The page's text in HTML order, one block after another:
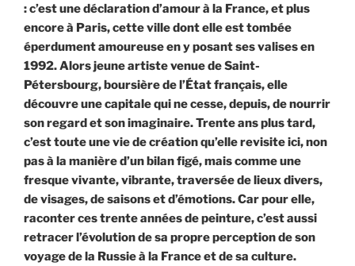
: c’est une déclaration d’amour à la France, et plus
encore à Paris, cette ville dont elle est tombée
éperdument amoureuse en y posant ses valises en
1992. Alors jeune artiste venue de Saint-
Pétersbourg, boursière de l’État français, elle
découvre une capitale qui ne cesse, depuis, de nourrir
son regard et son imaginaire. Trente ans plus tard,
c’est toute une vie de création qu’elle revisite ici, non
pas à la manière d’un bilan figé, mais comme une
fresque vivante, vibrante, traversée de lieux divers,
de visages, de saisons et d’émotions. Car pour elle,
raconter ces trente années de peinture, c’est aussi
retracer l’évolution de sa propre perception de son
voyage de la Russie à la France et de sa culture.